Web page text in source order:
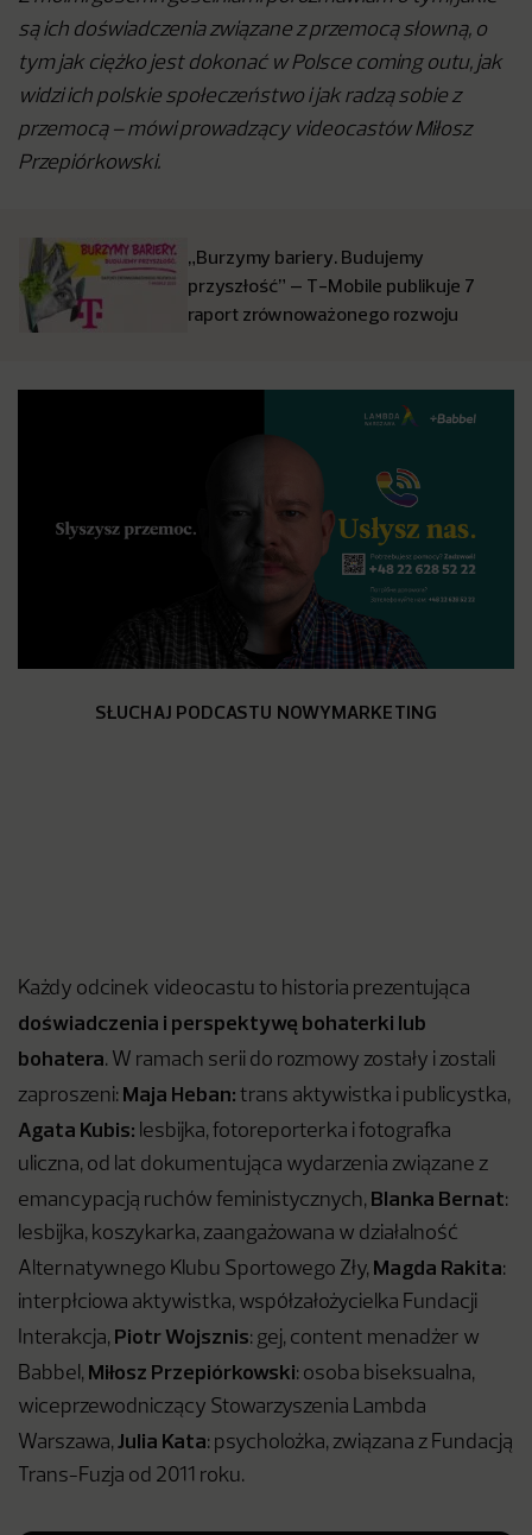
są ich doświadczenia związane z przemocą słowną, o
tym jak ciężko jest dokonać w Polsce coming outu, jak
widzi ich polskie społeczeństwo i jak radzą sobie z
przemocą – mówi prowadzący videocastów Miłosz
Przepiórkowski.
„Burzymy bariery. Budujemy
przyszłość” – T-Mobile publikuje 7
raport zrównoważonego rozwoju
SŁUCHAJ PODCASTU NOWYMARKETING
Każdy odcinek videocastu to historia prezentująca
doświadczenia i perspektywę bohaterki lub
bohatera. W ramach serii do rozmowy zostały i zostali
zaproszeni: Maja Heban: trans aktywistka i publicystka,
Agata Kubis: lesbijka, fotoreporterka i fotografka
uliczna, od lat dokumentująca wydarzenia związane z
emancypacją ruchów feministycznych, Blanka Bernat:
lesbijka, koszykarka, zaangażowana w działalność
Alternatywnego Klubu Sportowego Zły, Magda Rakita:
interpłciowa aktywistka, współzałożycielka Fundacji
Interakcja, Piotr Wojsznis: gej, content menadżer w
Babbel, Miłosz Przepiórkowski: osoba biseksualna,
wiceprzewodniczący Stowarzyszenia Lambda
Warszawa, Julia Kata: psycholożka, związana z Fundacją
Trans-Fuzja od 2011 roku.